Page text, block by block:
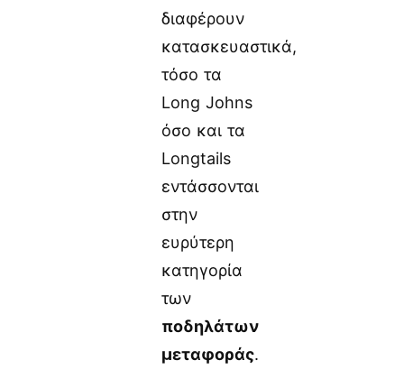
διαφέρουν
κατασκευαστικά,
τόσο τα
Long Johns
όσο και τα
Longtails
εντάσσονται
στην
ευρύτερη
κατηγορία
των
ποδηλάτων
μεταφοράς.